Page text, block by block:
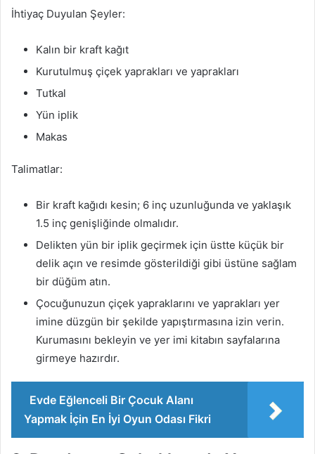
İhtiyaç Duyulan Şeyler:
Kalın bir kraft kağıt
Kurutulmuş çiçek yaprakları ve yaprakları
Tutkal
Yün iplik
Makas
Talimatlar:
Bir kraft kağıdı kesin; 6 inç uzunluğunda ve yaklaşık
1.5 inç genişliğinde olmalıdır.
Delikten yün bir iplik geçirmek için üstte küçük bir
delik açın ve resimde gösterildiği gibi üstüne sağlam
bir düğüm atın.
Çocuğunuzun çiçek yapraklarını ve yaprakları yer
imine düzgün bir şekilde yapıştırmasına izin verin.
Kurumasını bekleyin ve yer imi kitabın sayfalarına
girmeye hazırdır.
Evde Eğlenceli Bir Çocuk Alanı
Yapmak İçin En İyi Oyun Odası Fikri